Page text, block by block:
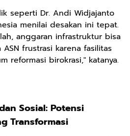
seperti Dr. Andi Widjajanto
menilai desakan ini tepat.
anggaran infrastruktur bisa
frustrasi karena fasilitas
reformasi birokrasi," katanya.
Sosial: Potensi
Transformasi